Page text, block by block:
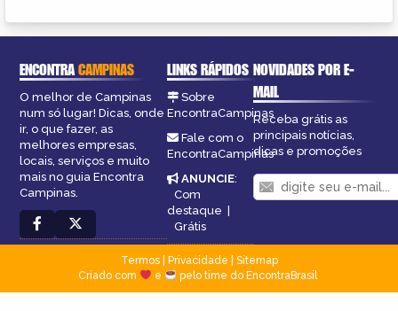
ENCONTRACAMPINAS
O melhor de Campinas
num só lugar! Dicas, onde
ir, o que fazer, as
melhores empresas,
locais, serviços e muito
mais no guia Encontra
Campinas.
LINKS RÁPIDOS
Sobre
EncontraCampinas
Fale com o
EncontraCampinas
ANUNCIE:
Com
destaque |
Grátis
NOVIDADES POR E-
MAIL
Receba grátis as
principais notícias,
dicas e promoções
Termos| Privacidade
Sitemap
Criado com
e pelo time do EncontraBrasil